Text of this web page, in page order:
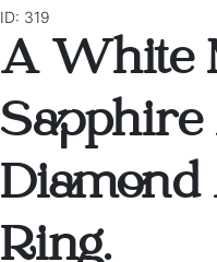
ID: 319
A White
Diamond
Ring.